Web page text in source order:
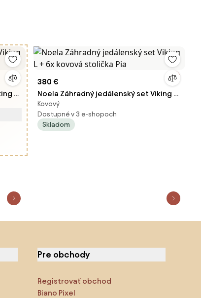
L
380 €
Noela Záhradný jedálenský set Viking L
+ 6x kovová stolička Pia
Kovový
Dostupné v 3 e-shopoch
Skladom
Pre obchody
Registrovať obchod
Biano Pixel